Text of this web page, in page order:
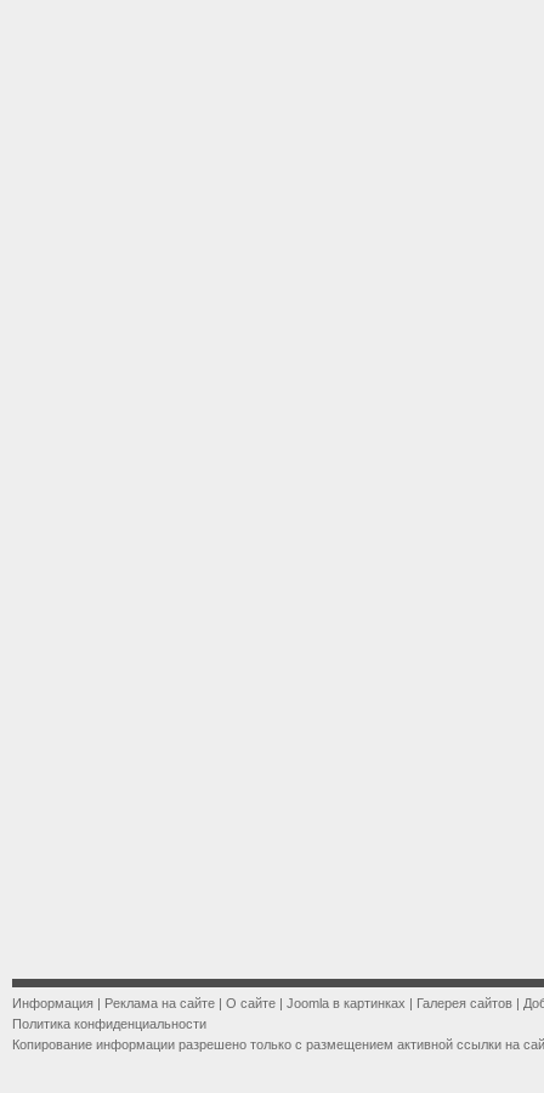
Информация | Реклама на сайте | О сайте | Joomla в картинках | Галерея сайтов |
Политика конфиденциальности
Копирование информации разрешено только с размещением активной ссылки на